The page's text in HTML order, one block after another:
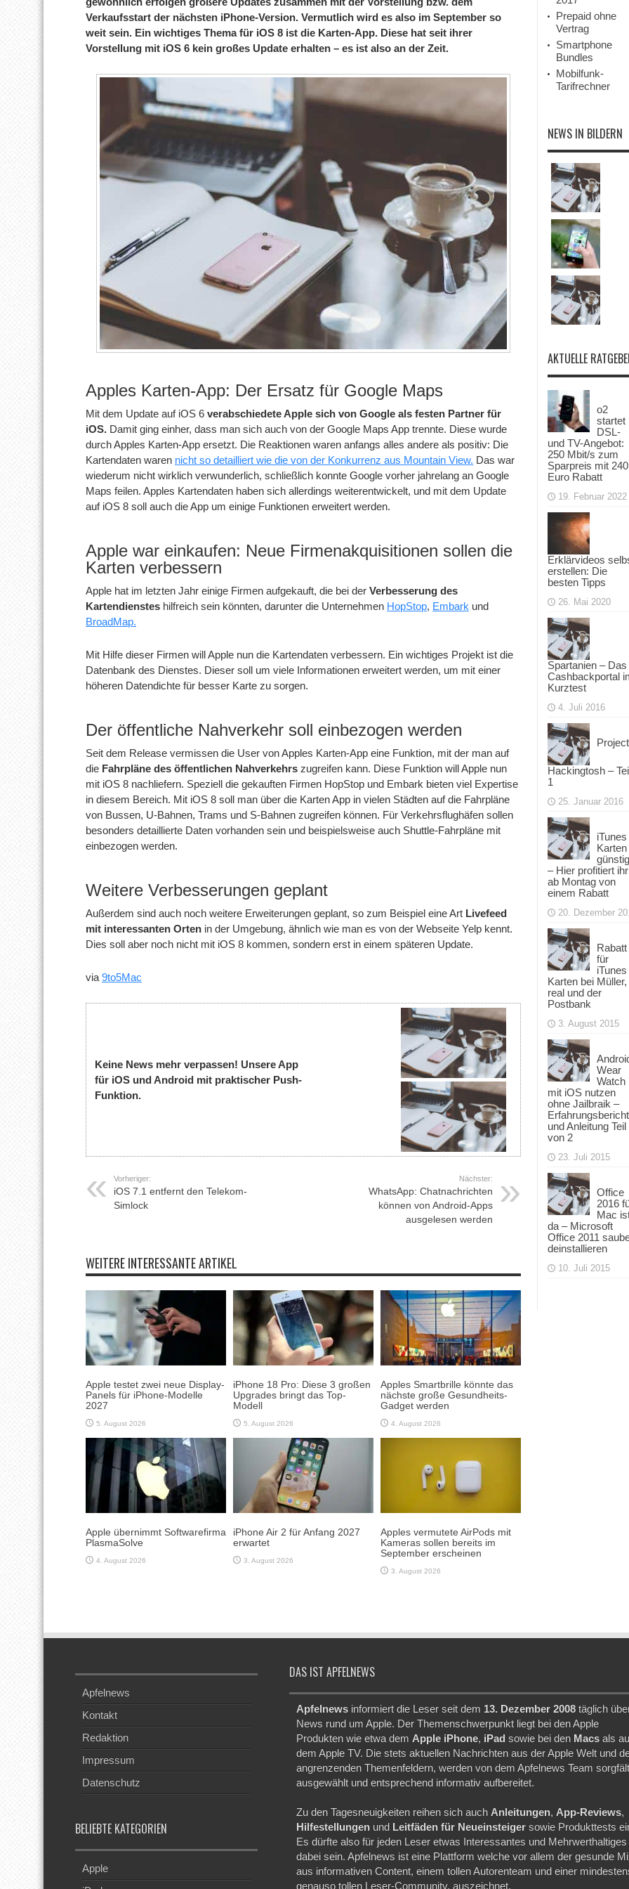
Apples
Karten-
Verkaufsstart der nächsten iPhone-Version. Vermutlich wird es also im September so
weit sein. Ein wichtiges Thema für iOS 8 ist die Karten-App. Diese hat seit ihrer
Vorstellung mit iOS 6 kein großes Update erhalten – es ist also an der Zeit.
Apples Karten-App: Der Ersatz für Google Maps
Mit dem Update auf iOS 6 verabschiedete Apple sich von Google als festen Partner für
iOS. Damit ging einher, dass man sich auch von der Google Maps App trennte. Diese wurde
durch Apples Karten-App ersetzt. Die Reaktionen waren anfangs alles andere als positiv: Die
Kartendaten waren nicht so detailliert wie die von der Konkurrenz aus Mountain View. Das war
wiederum nicht wirklich verwunderlich, schließlich konnte Google vorher jahrelang an Google
Maps feilen. Apples Kartendaten haben sich allerdings weiterentwickelt, und mit dem Update
auf iOS 8 soll auch die App um einige Funktionen erweitert werden.
Apple war einkaufen: Neue Firmenakquisitionen sollen die
Karten verbessern
Apple hat im letzten Jahr einige Firmen aufgekauft, die bei der Verbesserung des
Kartendienstes hilfreich sein könnten, darunter die Unternehmen HopStop, Embark und
BroadMap.
Mit Hilfe dieser Firmen will Apple nun die Kartendaten verbessern. Ein wichtiges Projekt ist die
Datenbank des Dienstes. Dieser soll um viele Informationen erweitert werden, um mit einer
höheren Datendichte für besser Karte zu sorgen.
Der öffentliche Nahverkehr soll einbezogen werden
Seit dem Release vermissen die User von Apples Karten-App eine Funktion, mit der man auf
die Fahrpläne des öffentlichen Nahverkehrs zugreifen kann. Diese Funktion will Apple nun
mit iOS 8 nachliefern. Speziell die gekauften Firmen HopStop und Embark bieten viel Expertise
in diesem Bereich. Mit iOS 8 soll man über die Karten App in vielen Städten auf die Fahrpläne
von Bussen, U-Bahnen, Trams und S-Bahnen zugreifen können. Für Verkehrsflughäfen sollen
besonders detaillierte Daten vorhanden sein und beispielsweise auch Shuttle-Fahrpläne mit
einbezogen werden.
Weitere Verbesserungen geplant
Außerdem sind auch noch weitere Erweiterungen geplant, so zum Beispiel eine Art Livefeed
mit interessanten Orten in der Umgebung, ähnlich wie man es von der Webseite Yelp kennt.
Dies soll aber noch nicht mit iOS 8 kommen, sondern erst in einem späteren Update.
via 9to5Mac
Keine News mehr verpassen! Unsere App
für iOS und Android mit praktischer Push-
Funktion.
Vorheriger:
iOS 7.1 entfernt den Telekom-
Simlock
Nächster:
WhatsApp: Chatnachrichten
können von Android-Apps
ausgelesen werden
WEITERE INTERESSANTE ARTIKEL
Apple testet zwei neue Display-
Panels für iPhone-Modelle
2027
5. August 2026
iPhone 18 Pro: Diese 3 großen
Upgrades bringt das Top-
Modell
5. August 2026
Apples Smartbrille könnte das
nächste große Gesundheits-
Gadget werden
4. August 2026
Apple übernimmt Softwarefirma
PlasmaSolve
4. August 2026
iPhone Air 2 für Anfang 2027
erwartet
3. August 2026
Apples vermutete AirPods mit
Kameras sollen bereits im
September erscheinen
3. August 2026
Prepaid ohne
Vertrag
Smartphone
Bundles
Mobilfunk-
Tarifrechner
NEWS IN BILDERN
AKTUELLE
o2
startet
DSL-
und TV-Angebot:
250 Mbit/s zum
Sparpreis mit 240
Euro Rabatt
19. Februar 2022
Erklärvideos
erstellen: Die
besten Tipps
26. Mai 2020
Spartanien – Das
Cashbackportal
Kurztest
4. Juli 2016
Project
Hackingtosh –
1
25. Januar 2016
iTunes
Karten
– Hier profitiert ihr
ab Montag von
einem Rabatt
20. Dezember
Rabatt
für
iTunes
Karten bei Müller,
real und der
Postbank
3. August 2015
Wear
Watch
mit iOS nutzen
ohne Jailbraik –
Erfahrungsbericht
und Anleitung Teil
von 2
23. Juli 2015
Office
2016
Mac
da – Microsoft
Office 2011
deinstallieren
10. Juli 2015
Apfelnews
Kontakt
Redaktion
Impressum
Datenschutz
BELIEBTE KATEGORIEN
Apple
DAS IST APFELNEWS
Apfelnews informiert die Leser seit dem 13. Dezember 2008 täglich
News rund um Apple. Der Themenschwerpunkt liegt bei den Apple
Produkten wie etwa dem Apple iPhone, iPad sowie bei den Macs als
dem Apple TV. Die stets aktuellen Nachrichten aus der Apple Welt und
angrenzenden Themenfeldern, werden von dem Apfelnews Team
ausgewählt und entsprechend informativ aufbereitet.
Zu den Tagesneuigkeiten reihen sich auch Anleitungen, App-Reviews,
Hilfestellungen und Leitfäden für Neueinsteiger sowie Produkttests
Es dürfte also für jeden Leser etwas Interessantes und Mehrwerthaltiges
dabei sein. Apfelnews ist eine Plattform welche vor allem der gesunde
aus informativen Content, einem tollen Autorenteam und einer
genauso tollen Leser-Community, auszeichnet.